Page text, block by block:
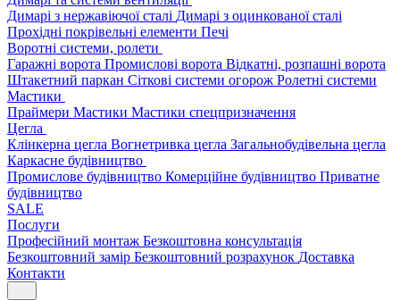
Димарі з нержавіючої сталі Димарі з оцинкованої сталі
Прохідні покрівельні елементи Печі
Воротні системи, ролети
Гаражні ворота Промислові ворота Відкатні, розпашні ворота
Штакетний паркан Сіткові системи огорож Ролетні системи
Мастики
Праймери Мастики Мастики спецпризначення
Цегла
Клінкерна цегла Вогнетривка цегла Загальнобудівельна цегла
Каркасне будівництво
Промислове будівництво Комерційне будівництво Приватне
будівництво
SALE
Послуги
Професійний монтаж Безкоштовна консультація
Безкоштовний замір Безкоштовний розрахунок Доставка
Контакти